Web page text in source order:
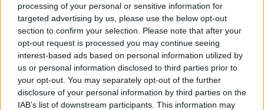
processing of your personal or sensitive information for
targeted advertising by us, please use the below opt-out
section to confirm your selection. Please note that after your
opt-out request is processed you may continue seeing
interest-based ads based on personal information utilized by
us or personal information disclosed to third parties prior to
your opt-out. You may separately opt-out of the further
disclosure of your personal information by third parties on the
IAB’s list of downstream participants. This information may
Ver todas sus letras por orden alfabético
+ The B-52's
Biografía Ranking Fotos Foro
Añadir Letra